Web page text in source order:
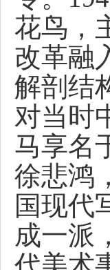
花鸟，
改革融
解剖结
对当时
马享名
徐悲鸿
国现代
成一派